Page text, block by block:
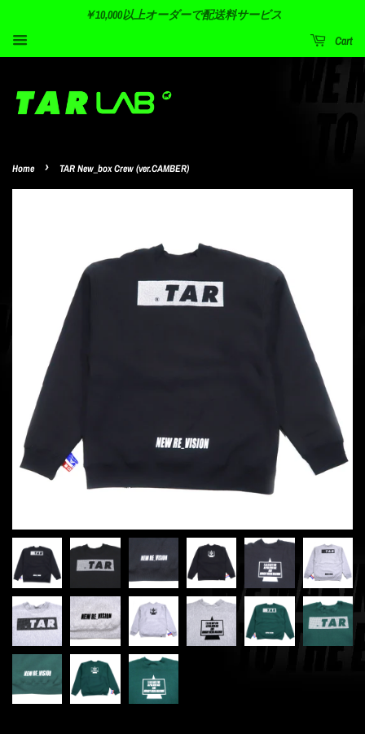
￥10,000以上オーダーで配送料サービス
Cart
Home › TAR New_box Crew (ver.CAMBER)